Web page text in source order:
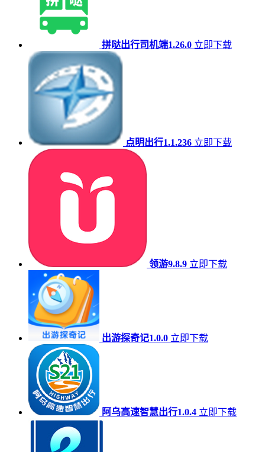
拼哒出行司机端1.26.0 立即下载
点明出行1.1.236 立即下载
领游9.8.9 立即下载
出游探奇记1.0.0 立即下载
阿乌高速智慧出行1.0.4 立即下载